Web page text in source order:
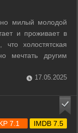
милый молодой
и проживает в
холостятская
мечтать другим
самым
отношениями.
17.05.2025
7.1 IMDB 7.5